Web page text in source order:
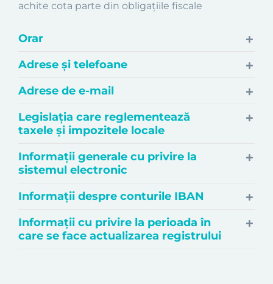
achite cota parte din obligaţiile fiscale
Orar
Adrese și telefoane
Adrese de e-mail
Legislaţia care reglementează
taxele şi impozitele locale
Informaţii generale cu privire la
sistemul electronic
Informaţii despre conturile IBAN
Informaţii cu privire la perioada în
care se face actualizarea registrului